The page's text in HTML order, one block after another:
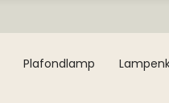
Plafondlamp